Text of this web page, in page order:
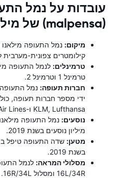
עובדות על נמל
(malpensa) של מילאנו
מיקום:
קילומטרים צפונית-מערבית
טרמינלים: לנמל התעופה
טרמינל 1 וטרמינל 2.
חברות תעופה: נמל
KLM, Lufthansa ו-Swiss International Air Lines.
נוסעים:
מיליון נוסעים בשנת 2019.
מטען:
בשנת 2019.
מסלולי המראה: לנמל
16L/34R ומסלול 16R/34L.